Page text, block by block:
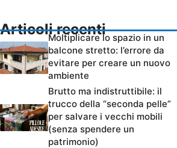
Articoli recenti
Moltiplicare lo spazio in un
balcone stretto: l’errore da
evitare per creare un nuovo
ambiente
Brutto ma indistruttibile: il
trucco della “seconda pelle”
per salvare i vecchi mobili
(senza spendere un
patrimonio)